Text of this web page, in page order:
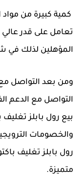
كمية كبيرة من
تعامل على قدر
المؤهلين لذلك في
ومن بعد التواصل مع
التواصل مع الدعم
بيع رول بابلز
والخصومات
رول بابلز تغليف
متميزة.